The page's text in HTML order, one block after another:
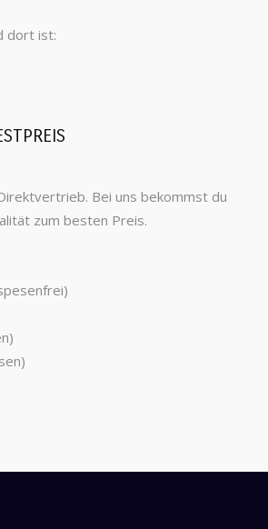
dort ist:
Bei uns bekommst du
zum besten Preis.